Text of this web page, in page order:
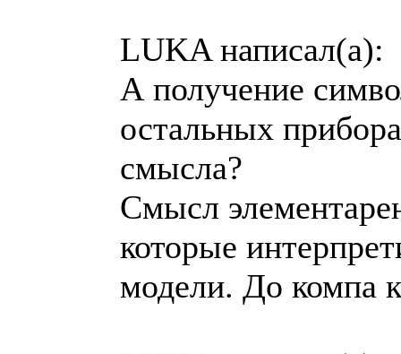
LUKA написал(а):
А получение
остальных
смысла?
Смысл
которые
модели. До компа